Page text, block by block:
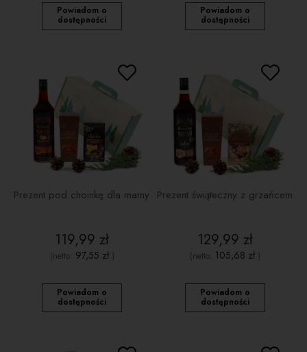
Powiadom o
dostępności
Powiadom o
dostępności
Prezent pod choinkę dla mamy
119,99 zł
(netto: 97,55 zł)
Powiadom o
dostępności
Prezent świąteczny z grzańcem
129,99 zł
(netto: 105,68 zł )
Powiadom o
dostępności